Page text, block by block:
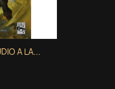
A LA...